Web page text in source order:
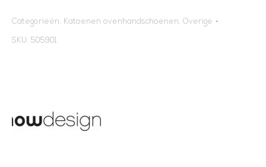
Categorieën: Katoenen ovenhandschoenen, Overige
SKU: 505901